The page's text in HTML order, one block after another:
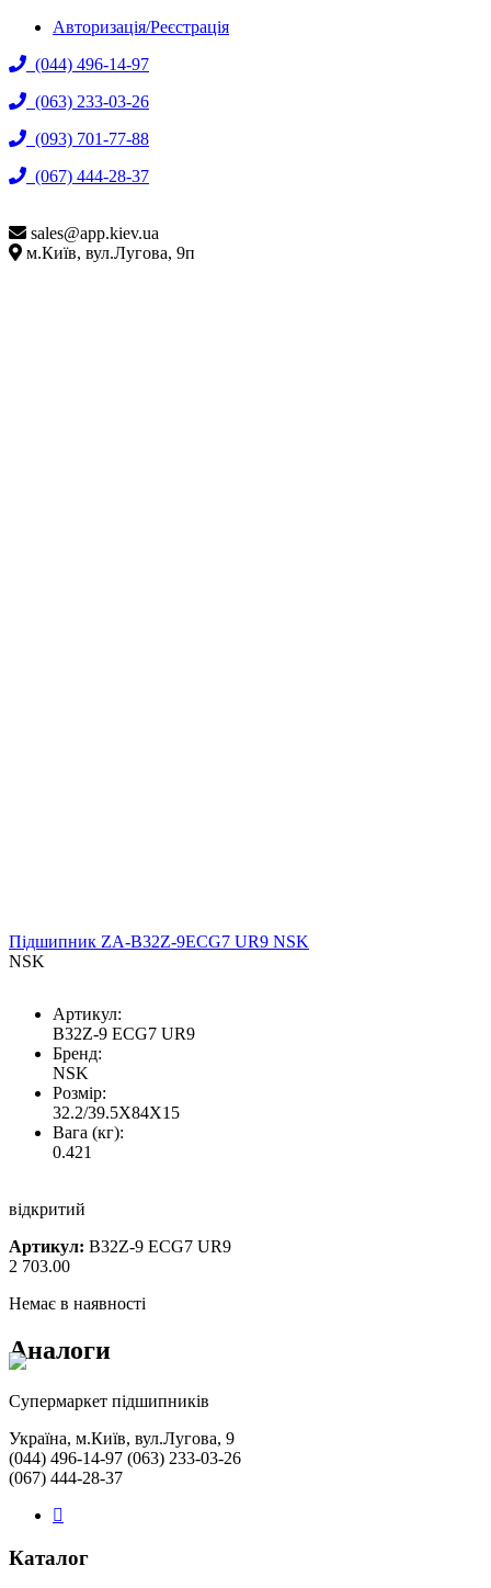
Авторизація/Реєстрація
(044) 496-14-97
(063) 233-03-26
(093) 701-77-88
(067) 444-28-37
sales@app.kiev.ua
м.Київ, вул.Лугова, 9п
Підшипник ZA-B32Z-9ECG7 UR9 NSK
NSK
Артикул:
B32Z-9 ECG7 UR9
Бренд:
NSK
Розмір:
32.2/39.5X84X15
Вага (кг):
0.421
відкритий
Артикул: B32Z-9 ECG7 UR9
2 703.00
Немає в наявності
Аналоги
Cупермаркет підшипників
Україна, м.Київ, вул.Лугова, 9
(044) 496-14-97 (063) 233-03-26
(067) 444-28-37
Каталог